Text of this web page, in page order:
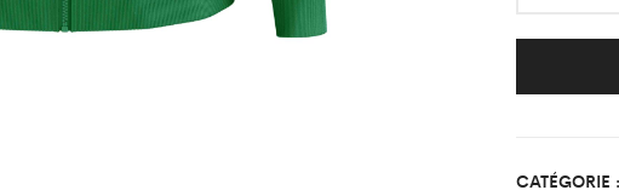
Vert
CATÉGORIE :